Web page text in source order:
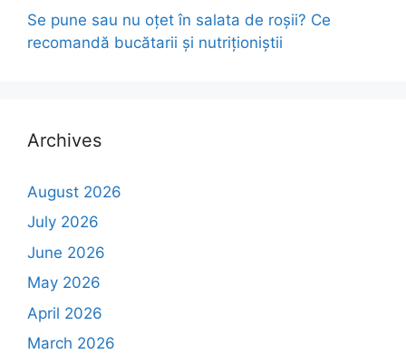
Se pune sau nu oțet în salata de roșii? Ce
recomandă bucătarii și nutriționiștii
Archives
August 2026
July 2026
June 2026
May 2026
April 2026
March 2026